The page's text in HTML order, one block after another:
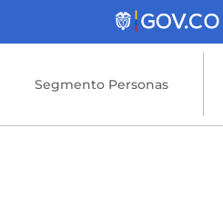
Saltar al contenido principal
Segmento Personas